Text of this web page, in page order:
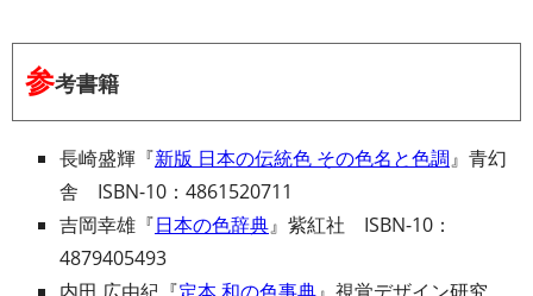
参考書籍
長崎盛輝『新版 日本の伝統色 その色名と色調』青幻
舎 ISBN-10：4861520711
吉岡幸雄『日本の色辞典』紫紅社 ISBN-10：
4879405493